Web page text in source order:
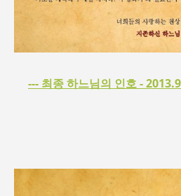
--- 최종 하느님의 인호 -